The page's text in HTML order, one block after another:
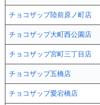
チョコザップ陸前原ノ町店
チョコザップ大町西公園店
チョコザップ宮町三丁目店
チョコザップ五橋店
チョコザップ愛宕橋店